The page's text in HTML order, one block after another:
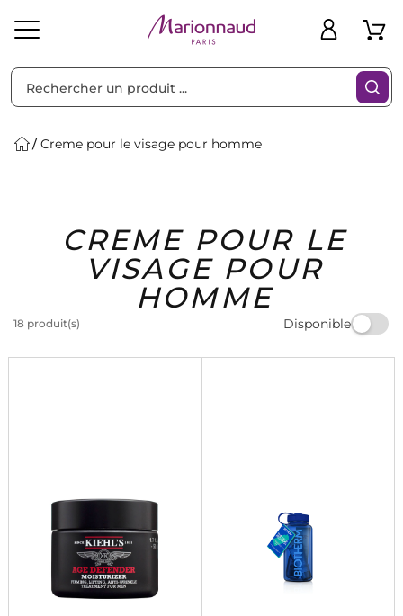
Solaire Homme Marques Idées
Cadeaux
Bons
Plans
Creme pour le visage pour homme
CREME POUR LE
VISAGE POUR
HOMME
18 produit(s) Disponible
Filtres